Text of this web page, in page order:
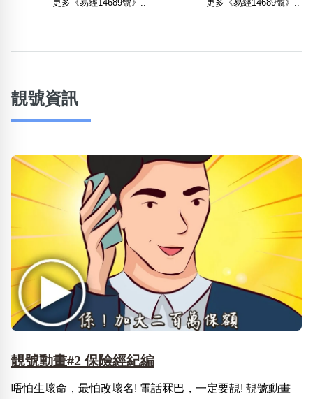
更多《易經14689號》.. 更多《易經14689號》..
靚號資訊
靚號動畫#2 保險經紀編
唔怕生壞命，最怕改壞名! 電話冧巴，一定要靚! 靚號動畫